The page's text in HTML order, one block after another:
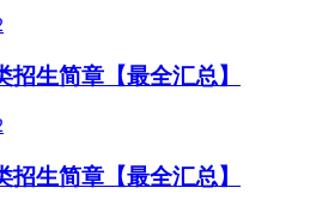
生简章【最全汇总】
生简章【最全汇总】